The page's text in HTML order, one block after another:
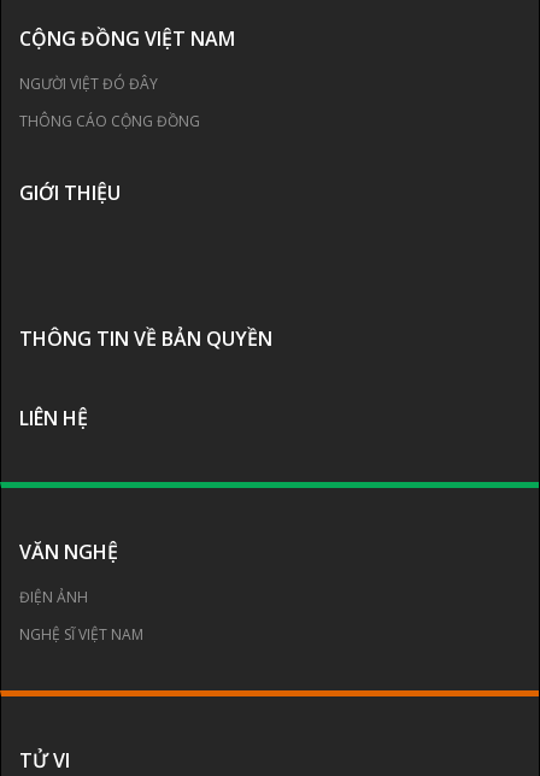
CỘNG ĐỒNG VIỆT NAM
NGƯỜI VIỆT ĐÓ ĐÂY
THÔNG CÁO CỘNG ĐỒNG
GIỚI THIỆU
THÔNG TIN VỀ BẢN QUYỀN
LIÊN HỆ
VĂN NGHỆ
ĐIỆN ẢNH
NGHỆ SĨ VIỆT NAM
TỬ VI